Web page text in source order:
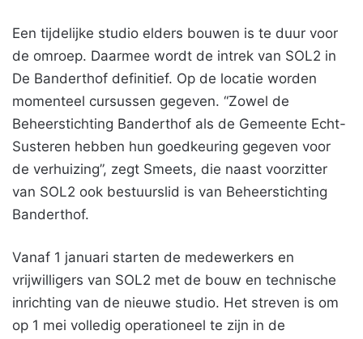
Een tijdelijke studio elders bouwen is te duur voor
de omroep. Daarmee wordt de intrek van SOL2 in
De Banderthof definitief. Op de locatie worden
momenteel cursussen gegeven. “Zowel de
Beheerstichting Banderthof als de Gemeente Echt-
Susteren hebben hun goedkeuring gegeven voor
de verhuizing”, zegt Smeets, die naast voorzitter
van SOL2 ook bestuurslid is van Beheerstichting
Banderthof.
Vanaf 1 januari starten de medewerkers en
vrijwilligers van SOL2 met de bouw en technische
inrichting van de nieuwe studio. Het streven is om
op 1 mei volledig operationeel te zijn in de